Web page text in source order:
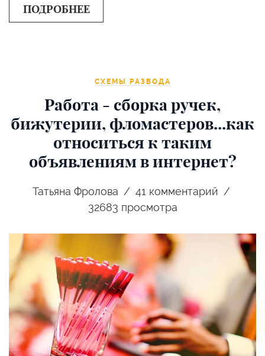
ПОДРОБНЕЕ
СХЕМЫ РАЗВОДА
Работа - сборка ручек,
бижутерии, фломастеров...как
относиться к таким
объявлениям в интернет?
Татьяна Фролова 41 комментарий
32683 просмотра